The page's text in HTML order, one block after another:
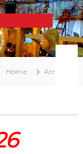
Home Arraiais